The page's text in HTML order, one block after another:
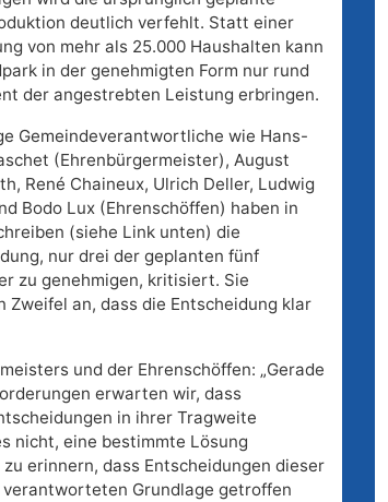
deutlich verfehlt. Statt einer
von mehr als 25.000 Haushalten kann
in der genehmigten Form nur rund
der angestrebten Leistung erbringen.
Gemeindeverantwortliche wie Hans-
(Ehrenbürgermeister), August
René Chaineux, Ulrich Deller, Ludwig
Bodo Lux (Ehrenschöffen) haben in
(siehe Link unten) die
nur drei der geplanten fünf
zu genehmigen, kritisiert. Sie
Zweifel an, dass die Entscheidung klar
und der Ehrenschöffen: „Gerade
erwarten wir, dass
in ihrer Tragweite
nicht, eine bestimmte Lösung
erinnern, dass Entscheidungen dieser
Grundlage getroffen